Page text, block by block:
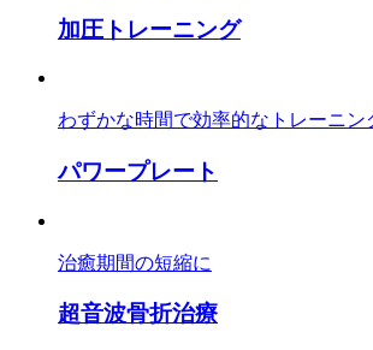
加圧トレーニング
わずかな時間で効率的なトレーニン
パワープレート
治癒期間の短縮に
超音波骨折治療